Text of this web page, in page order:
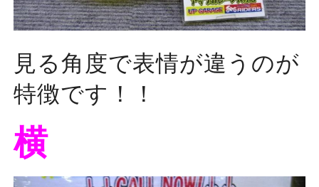
見る角度で表情が違うのが
特徴です！！
横